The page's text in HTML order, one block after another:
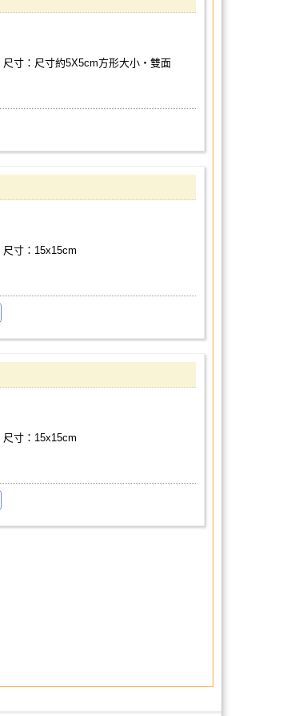
尺寸：尺寸約5X5cm方形大小‧雙面
尺寸：15x15cm
尺寸：15x15cm